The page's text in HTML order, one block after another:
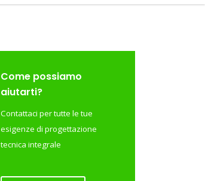
Come possiamo
aiutarti?
Contattaci per tutte le tue
esigenze di progettazione
tecnica integrale